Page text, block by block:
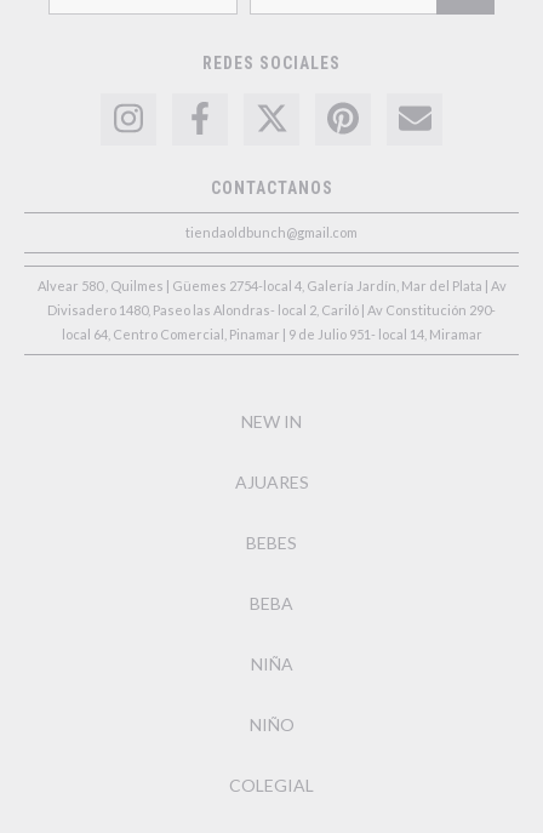
REDES SOCIALES
CONTACTANOS
tiendaoldbunch@gmail.com
Alvear 580 , Quilmes | Güemes 2754-local 4, Galería Jardín, Mar del Plata | Av
Divisadero 1480, Paseo las Alondras- local 2, Cariló | Av Constitución 290-
local 64, Centro Comercial, Pinamar | 9 de Julio 951- local 14, Miramar
NEW IN
AJUARES
BEBES
BEBA
NIÑA
NIÑO
COLEGIAL